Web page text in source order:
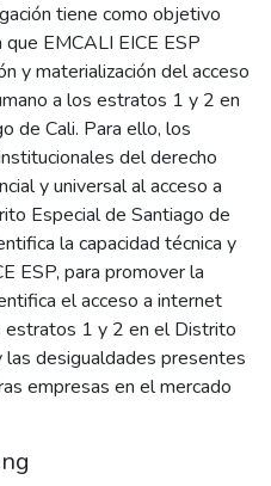
tiene como objetivo
EMCALI EICE ESP
y materialización del acceso
a los estratos 1 y 2 en
de Cali. Para ello, los
del derecho
y universal al acceso a
Especial de Santiago de
la capacidad técnica y
ESP, para promover la
el acceso a internet
1 y 2 en el Distrito
las desigualdades presentes
empresas en el mercado